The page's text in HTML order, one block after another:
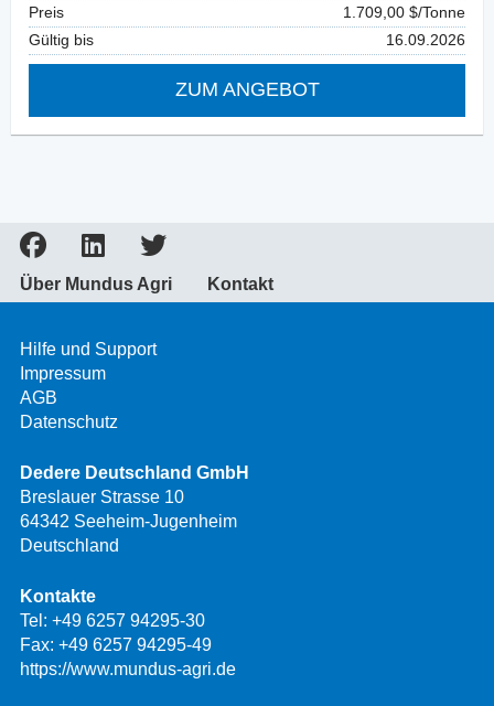
Preis
1.709,00 $/Tonne
Gültig bis
16.09.2026
ZUM ANGEBOT
Über Mundus Agri Kontakt
Hilfe und Support
Impressum
AGB
Datenschutz
Dedere Deutschland GmbH
Breslauer Strasse 10
64342 Seeheim-Jugenheim
Deutschland
Kontakte
Tel: +49 6257 94295-30
Fax: +49 6257 94295-49
https://www.mundus-agri.de